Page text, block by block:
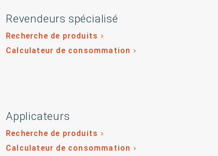
Revendeurs spécialisé
Recherche de produits
Calculateur de consommation
Applicateurs
Recherche de produits
Calculateur de consommation